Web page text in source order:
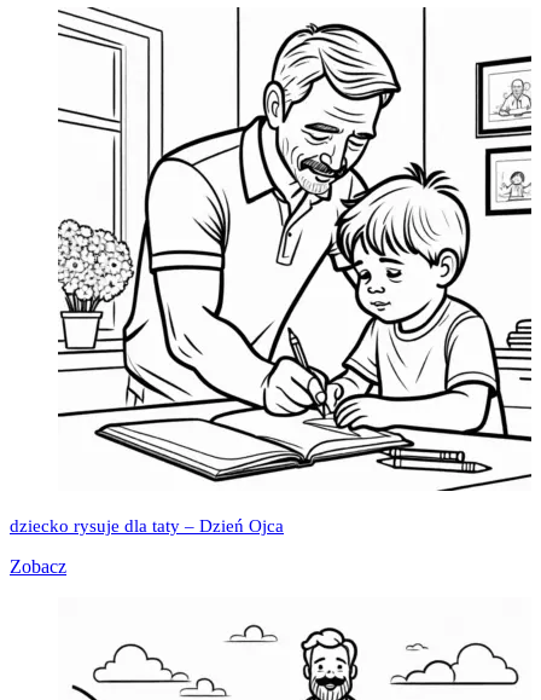
dziecko rysuje dla taty – Dzień Ojca
Zobacz